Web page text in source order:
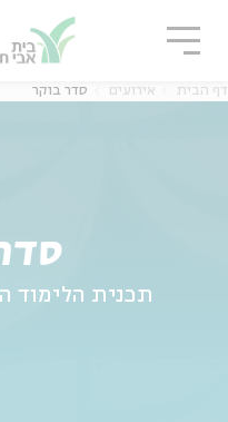
דף הבית אירועים סדר בוקר
תכנית הלימוד
סגור